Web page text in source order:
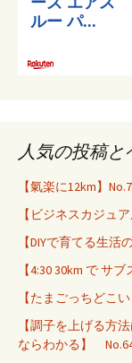
人気の投稿と
【氣楽に12km】
【ビジネスカジュ
【DIYで育てる生活
【4:30 30km で サ
【たまごっちどこ
【調子を上げる方
ならわかる】